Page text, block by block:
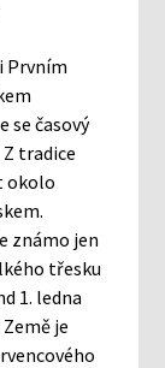
Prvním
se časový
tradice
okolo
známo jen
třesku
1. ledna
je